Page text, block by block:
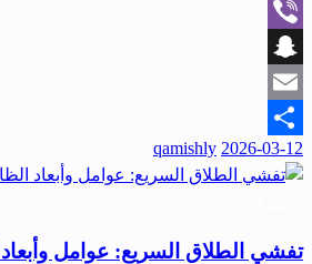
WhatsApp
Viber
Snapchat
Email
Share
نُشر
في
2026-03-12
qamishly
تفشي الطلاق السريع: عوامل